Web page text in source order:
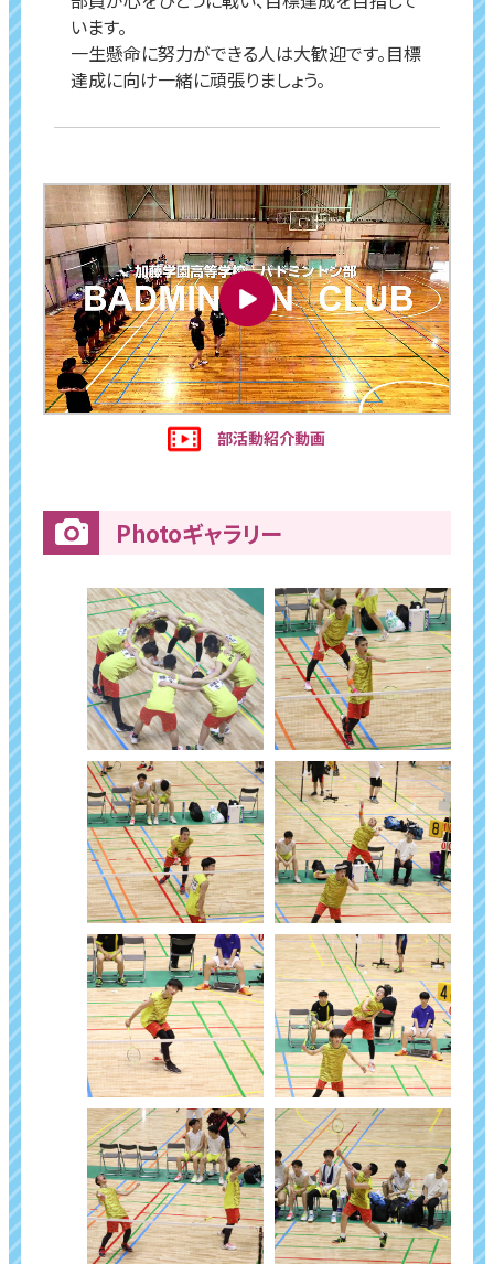
います。
一生懸命に努力ができる人は大歓迎です。目標
達成に向け一緒に頑張りましょう。
部活動紹介動画
Photoギャラリー